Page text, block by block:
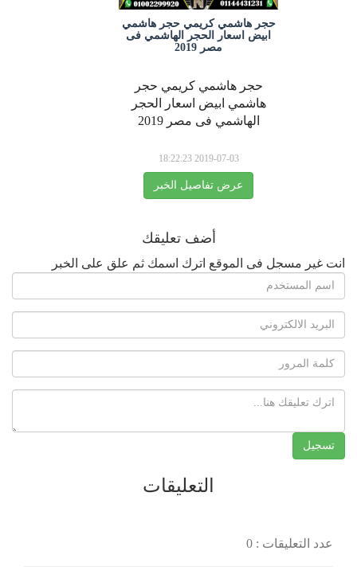
حجر هاشمي كريمي حجر هاشمي
ابيض اسعار الحجر الهاشمي فى
مصر 2019
حجر هاشمي كريمي حجر
هاشمي ابيض اسعار الحجر
الهاشمي فى مصر 2019
2019-07-03 18:22:23
عرض تفاصيل الخبر
أضف تعليقك
انت غير مسجل فى الموقع اترك اسمك ثم علق على الخبر
التعليقات
عدد التعليقات : 0